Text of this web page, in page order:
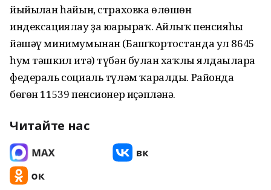
йыйылған һайын, страховка өлөшөн
индексациялау ҙа юғарыраҡ. Айлыҡ пенсияһы
йәшәү минимумынан (Башҡортостанда ул 8645
һум тәшкил итә) түбән булған хаҡлы ялдағыларға
федераль социаль түләм ҡаралды. Районда
бөгөн 11539 пенсионер иҫәпләнә.
Читайте нас